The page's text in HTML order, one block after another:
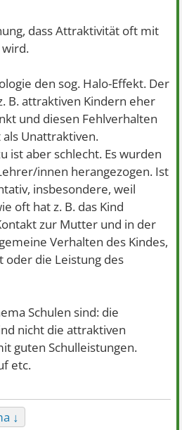
dass Attraktivität oft mit
den sog. Halo-Effekt. Der
B. attraktiven Kindern eher
und diesen Fehlverhalten
Unattraktiven.
ist aber schlecht. Es wurden
innen herangezogen. Ist
insbesondere, weil
oft hat z. B. das Kind
zur Mutter und in der
Verhalten des Kindes,
oder die Leistung des
Schulen sind: die
nicht die attraktiven
guten Schulleistungen.
etc.
↓